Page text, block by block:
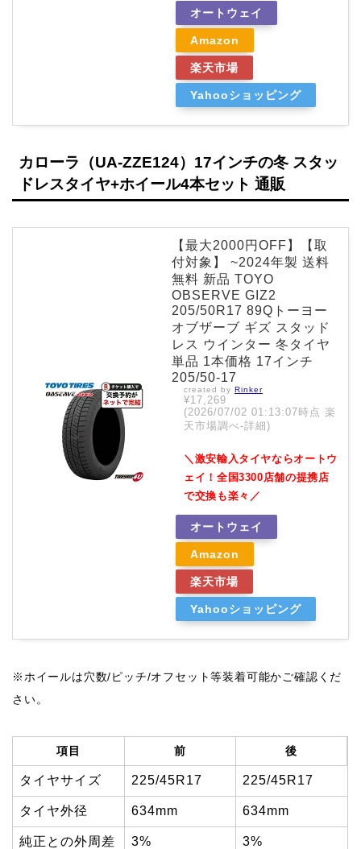
オートウェイ
Amazon
楽天市場
Yahooショッピング
カローラ（UA-ZZE124）17インチの冬 スタッ
ドレスタイヤ+ホイール4本セット 通販
【最大2000円OFF】【取
付対象】 ~2024年製 送料
無料 新品 TOYO
OBSERVE GIZ2
205/50R17 89Qトーヨー
オブザーブ ギズ スタッド
レス ウインター 冬タイヤ
単品 1本価格 17インチ
205/50-17
created by Rinker
¥17,269
(2026/07/02 01:13:07時点 楽
天市場調べ-詳細)
＼激安輸入タイヤならオートウ
ェイ！全国3300店舗の提携店
で交換も楽々／
オートウェイ
Amazon
楽天市場
Yahooショッピング
※ホイールは穴数/ピッチ/オフセット等装着可能かご確認くだ
さい。
項目 前 後
タイヤサイズ 225/45R17 225/45R17
タイヤ外径 634mm 634mm
純正との外周差 3% 3%